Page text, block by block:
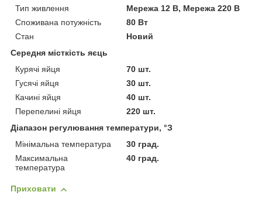
Тип живлення
Мережа 12 В, Мережа 220 В
Споживана потужність
80 Вт
Стан
Новий
Середня місткість яєць
Курячі яйця
70 шт.
Гусячі яйця
30 шт.
Качині яйця
40 шт.
Перепелині яйця
220 шт.
Діапазон регулювання температури, °З
Мінімальна температура
30 град.
Максимальна
температура
40 град.
Приховати